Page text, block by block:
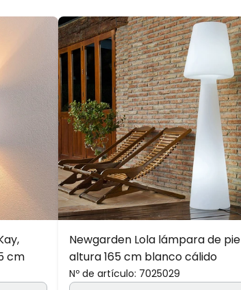
cm
Newgarden Lola lámpara de pie
altura 165 cm blanco cálido
Nº de artículo: 7025029